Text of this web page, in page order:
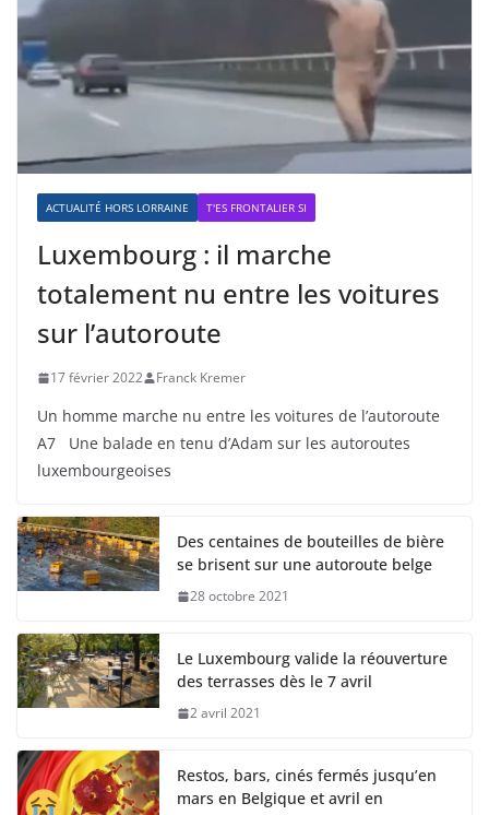
ACTUALITÉ HORS LORRAINE T'ES FRONTALIER SI
Luxembourg : il marche
totalement nu entre les voitures
sur l’autoroute
17 février 2022 Franck Kremer
Un homme marche nu entre les voitures de l’autoroute
A7 Une balade en tenu d’Adam sur les autoroutes
luxembourgeoises
Des centaines de bouteilles de bière
se brisent sur une autoroute belge
28 octobre 2021
Le Luxembourg valide la réouverture
des terrasses dès le 7 avril
2 avril 2021
Restos, bars, cinés fermés jusqu’en
mars en Belgique et avril en